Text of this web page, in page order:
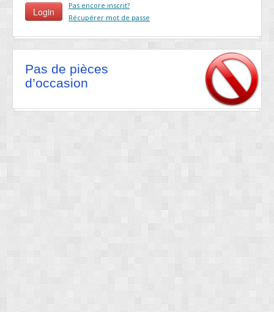
Pas encore inscrit?
Récupérer mot de passe
Pas de pièces
d’occasion